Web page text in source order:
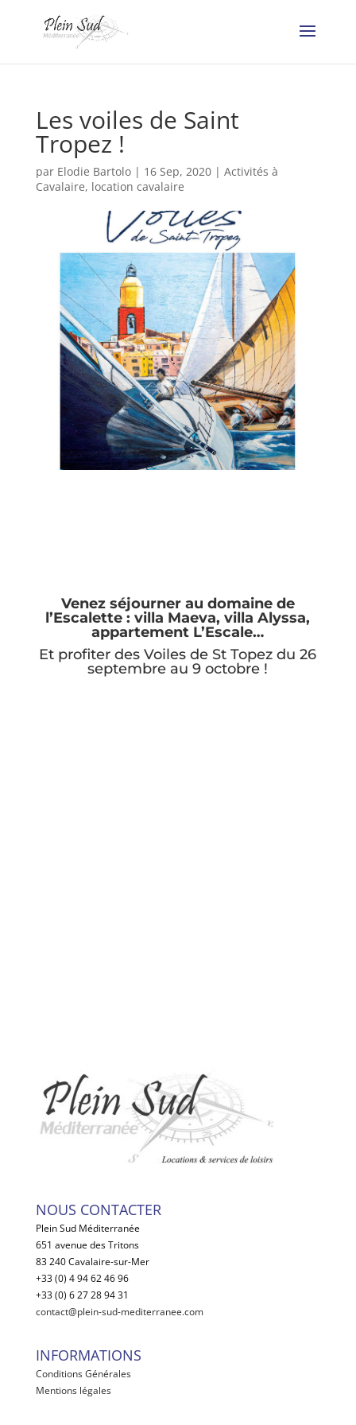
Les voiles de Saint
Tropez !
par Elodie Bartolo| 16 Sep, 2020| Activités à
Cavalaire, location cavalaire
Venez séjourner au domaine de
l’Escalette : villa Maeva, villa Alyssa,
appartement L’Escale…
Et profiter des Voiles de St Topez du 26
septembre au 9 octobre !
NOUS CONTACTER
Plein Sud Méditerranée
651 avenue des Tritons
83 240 Cavalaire-sur-Mer
+33 (0) 4 94 62 46 96
+33 (0) 6 27 28 94 31
contact@plein-sud-mediterranee.com
INFORMATIONS
Conditions Générales
Mentions légales